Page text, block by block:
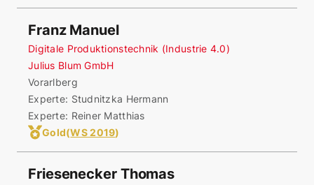
Franz Manuel
Digitale Produktionstechnik (Industrie 4.0)
Julius Blum GmbH
Vorarlberg
Experte: Studnitzka Hermann
Experte: Reiner Matthias
Gold(WS 2019)
Friesenecker Thomas